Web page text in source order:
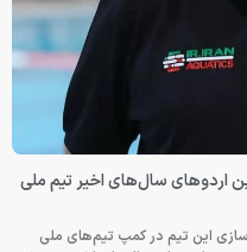
اردوهای سال‌های اخیر تیم ملی
این تیم در کمپ تیم‌های ملی